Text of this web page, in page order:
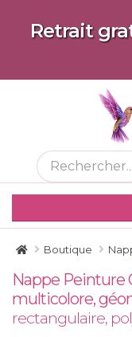
Retrait
Boutique
Nappe Peinture
multicolore,
rectangulaire,